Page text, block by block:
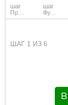
шаг
Проект
шаг
Фундамент
ШАГ 1 ИЗ 6